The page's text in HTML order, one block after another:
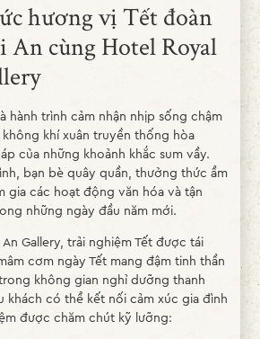
hương vị Tết đoàn
An cùng Hotel Royal
hành trình cảm nhận nhịp sống chậm
khí xuân truyền thống hòa
của những khoảnh khắc sum vầy.
bạn bè quây quần, thưởng thức ẩm
gia các hoạt động văn hóa và tận
những ngày đầu năm mới.
Gallery, trải nghiệm Tết được tái
cơm ngày Tết mang đậm tinh thần
không gian nghỉ dưỡng thanh
khách có thể kết nối cảm xúc gia đình
được chăm chút kỹ lưỡng: